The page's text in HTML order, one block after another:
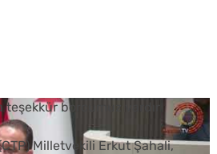
teşekkür borcumuz vardır
Milletvekili Erkut Şahali,